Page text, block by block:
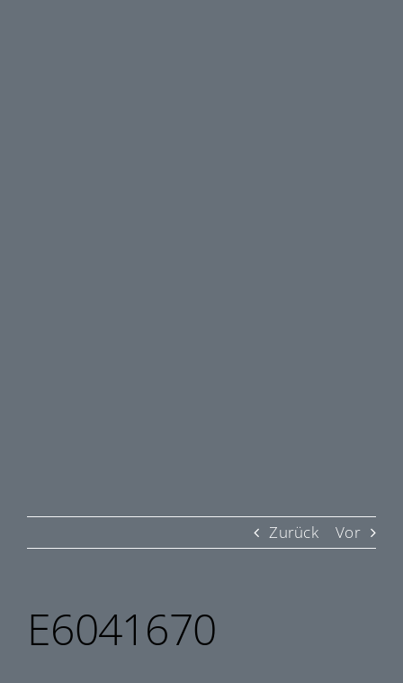
Zurück Vor
E6041670